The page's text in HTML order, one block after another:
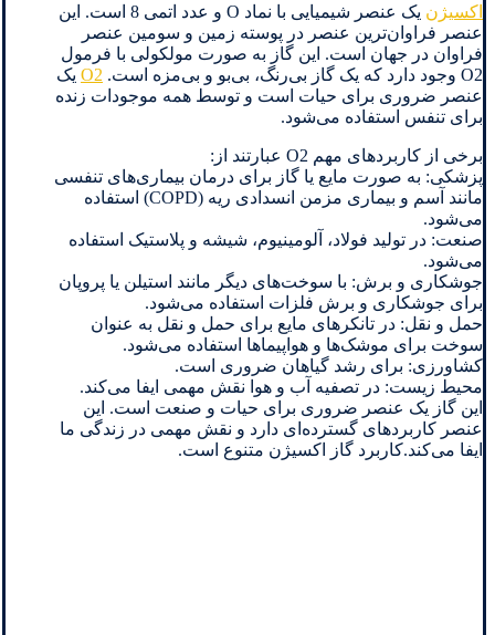
اکسیژن
یک عنصر شیمیایی با نماد O و عدد اتمی 8 است. این
عنصر فراوان‌ترین عنصر در پوسته زمین و سومین عنصر
فراوان در جهان است. این گاز به صورت مولکولی با فرمول
O2 وجود دارد که یک گاز بی‌رنگ، بی‌بو و بی‌مزه است.
O2 یک
عنصر ضروری برای حیات است و توسط همه موجودات زنده
برای تنفس استفاده می‌شود.
برخی از کاربردهای مهم O2 عبارتند از:
پزشکی: به صورت مایع یا گاز برای درمان بیماری‌های تنفسی
مانند آسم و بیماری مزمن انسدادی ریه (COPD) استفاده
می‌شود.
صنعت: در تولید فولاد، آلومینیوم، شیشه و پلاستیک استفاده
می‌شود.
جوشکاری و برش: با سوخت‌های دیگر مانند استیلن یا پروپان
برای جوشکاری و برش فلزات استفاده می‌شود.
حمل و نقل: در تانکرهای مایع برای حمل و نقل به عنوان
سوخت برای موشک‌ها و هواپیماها استفاده می‌شود.
کشاورزی: برای رشد گیاهان ضروری است.
محیط زیست: در تصفیه آب و هوا نقش مهمی ایفا می‌کند.
این گاز یک عنصر ضروری برای حیات و صنعت است. این
عنصر کاربردهای گسترده‌ای دارد و نقش مهمی در زندگی ما
ایفا می‌کند.کاربرد گاز اکسیژن متنوع است.